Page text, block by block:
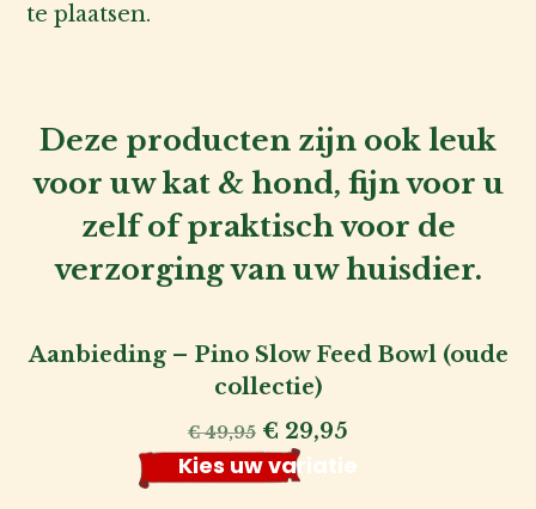
te plaatsen.
Deze producten zijn ook leuk
voor uw kat & hond, fijn voor u
zelf of praktisch voor de
verzorging van uw huisdier.
Aanbieding – Pino Slow Feed Bowl (oude
collectie)
€49,95 Oorspronkelijke
prijs
was:
€ 29,95
prijs
Kies uw variatie